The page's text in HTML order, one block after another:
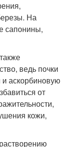
На
сапонины,
ведь почки
и аскорбиновую
от
кожи,